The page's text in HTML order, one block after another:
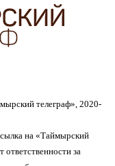
телеграф», 2020-
на «Таймырский
ответственности за